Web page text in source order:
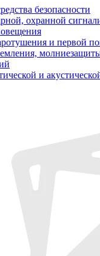
безопасности
охранной
и первой
и